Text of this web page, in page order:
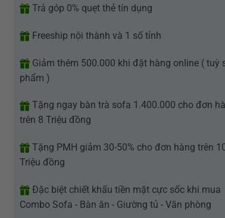
Trả góp 0% quẹt thẻ tín dụng
Freeship nội thành và 1 số tỉnh
Giảm thêm 500.000 khi đặt hàng online ( tuỳ
phẩm )
Tặng ngay bàn trà sofa 1.400.000 cho đơn
trên 8 Triệu đồng
Tặng PMH giảm 30-50% cho đơn hàng trên
Triệu đồng
Đặc biệt chiết khấu tiền mặt cực sốc khi mua
Combo Sofa - Bàn ăn - Giường tủ - Văn phòng